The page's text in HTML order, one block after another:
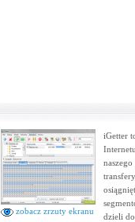
zobacz zrzuty ekranu
iGetter
dzieli